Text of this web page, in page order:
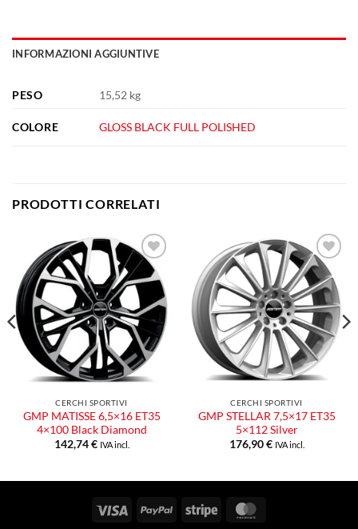
INFORMAZIONI AGGIUNTIVE
PESO 15,52 kg
COLORE GLOSS BLACK FULL POLISHED
PRODOTTI CORRELATI
Aggiungi
alla lista
dei
desideri
CERCHI SPORTIVI
GMP MATISSE 6,5×16 ET35
4×100 Black Diamond
142,74€ IVA incl.
Aggiungi
alla lista
dei
desideri
CERCHI SPORTIVI
GMP STELLAR 7,5×17 ET35
5×112 Silver
176,90€ IVA incl.
Visa PayPal Stripe